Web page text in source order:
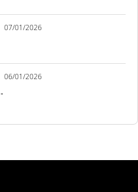
07/01/2026
06/01/2026